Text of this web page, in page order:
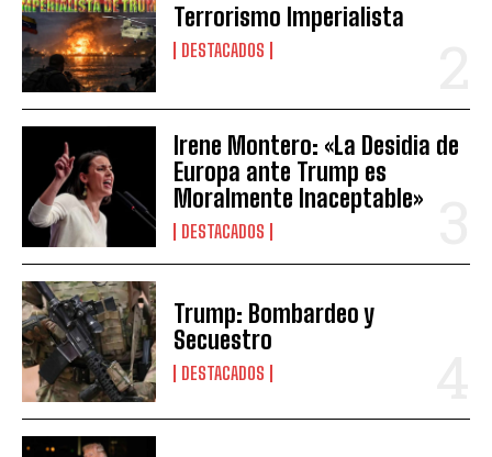
Terrorismo Imperialista
DESTACADOS
Irene Montero: «La Desidia de
Europa ante Trump es
Moralmente Inaceptable»
DESTACADOS
Trump: Bombardeo y
Secuestro
DESTACADOS